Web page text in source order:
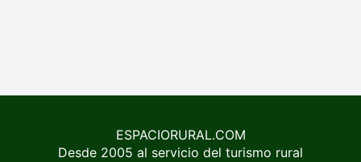
ESPACIORURAL.COM
Desde 2005 al servicio del turismo rural